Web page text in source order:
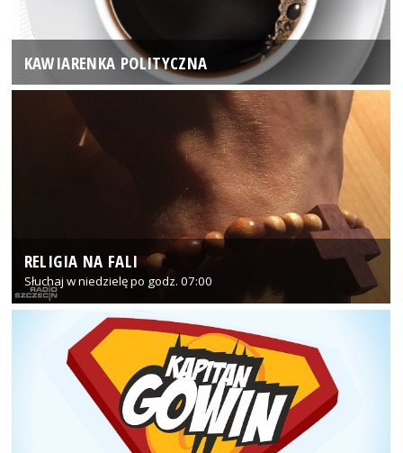
KAWIARENKA POLITYCZNA
RELIGIA NA FALI
Słuchaj w niedzielę po godz. 07:00